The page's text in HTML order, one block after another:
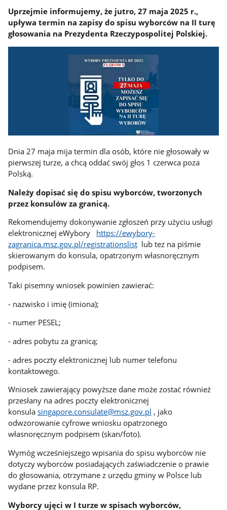
Uprzejmie informujemy, że jutro, 27 maja 2025 r.,
upływa termin na zapisy do spisu wyborców na II turę
głosowania na Prezydenta Rzeczypospolitej Polskiej.
Dnia 27 maja mija termin dla osób, które nie głosowały w
pierwszej turze, a chcą oddać swój głos 1 czerwca poza
Polską.
Należy dopisać się do spisu wyborców, tworzonych
przez konsulów za granicą.
Rekomendujemy dokonywanie zgłoszeń przy użyciu usługi
elektronicznej eWybory https://ewybory-
zagranica.msz.gov.pl/registrationslist lub tez na piśmie
skierowanym do konsula, opatrzonym własnoręcznym
podpisem.
Taki pisemny wniosek powinien zawierać:
- nazwisko i imię (imiona);
- numer PESEL;
- adres pobytu za granicą;
- adres poczty elektronicznej lub numer telefonu
kontaktowego.
Wniosek zawierający powyższe dane może zostać również
przesłany na adres poczty elektronicznej
konsulasingapore.consulate@msz.gov.pl , jako
odwzorowanie cyfrowe wniosku opatrzonego
własnoręcznym podpisem (skan/foto).
Wymóg wcześniejszego wpisania do spisu wyborców nie
dotyczy wyborców posiadających zaświadczenie o prawie
do głosowania, otrzymane z urzędu gminy w Polsce lub
wydane przez konsula RP.
Wyborcy ujęci w I turze w spisach wyborców,